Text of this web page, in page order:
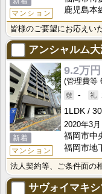
マンション
鹿児島本
皆様のご要望にお応えい
アンシャルム
新着
マンション
9.2万円
-
1LDK
2020年3月
福岡市中
福岡市地
法人契約等、ご条件面の
サヴォイマキ